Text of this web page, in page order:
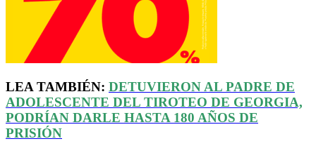
LEA TAMBIÉN: DETUVIERON AL PADRE DE
ADOLESCENTE DEL TIROTEO DE GEORGIA,
PODRÍAN DARLE HASTA 180 AÑOS DE
PRISIÓN